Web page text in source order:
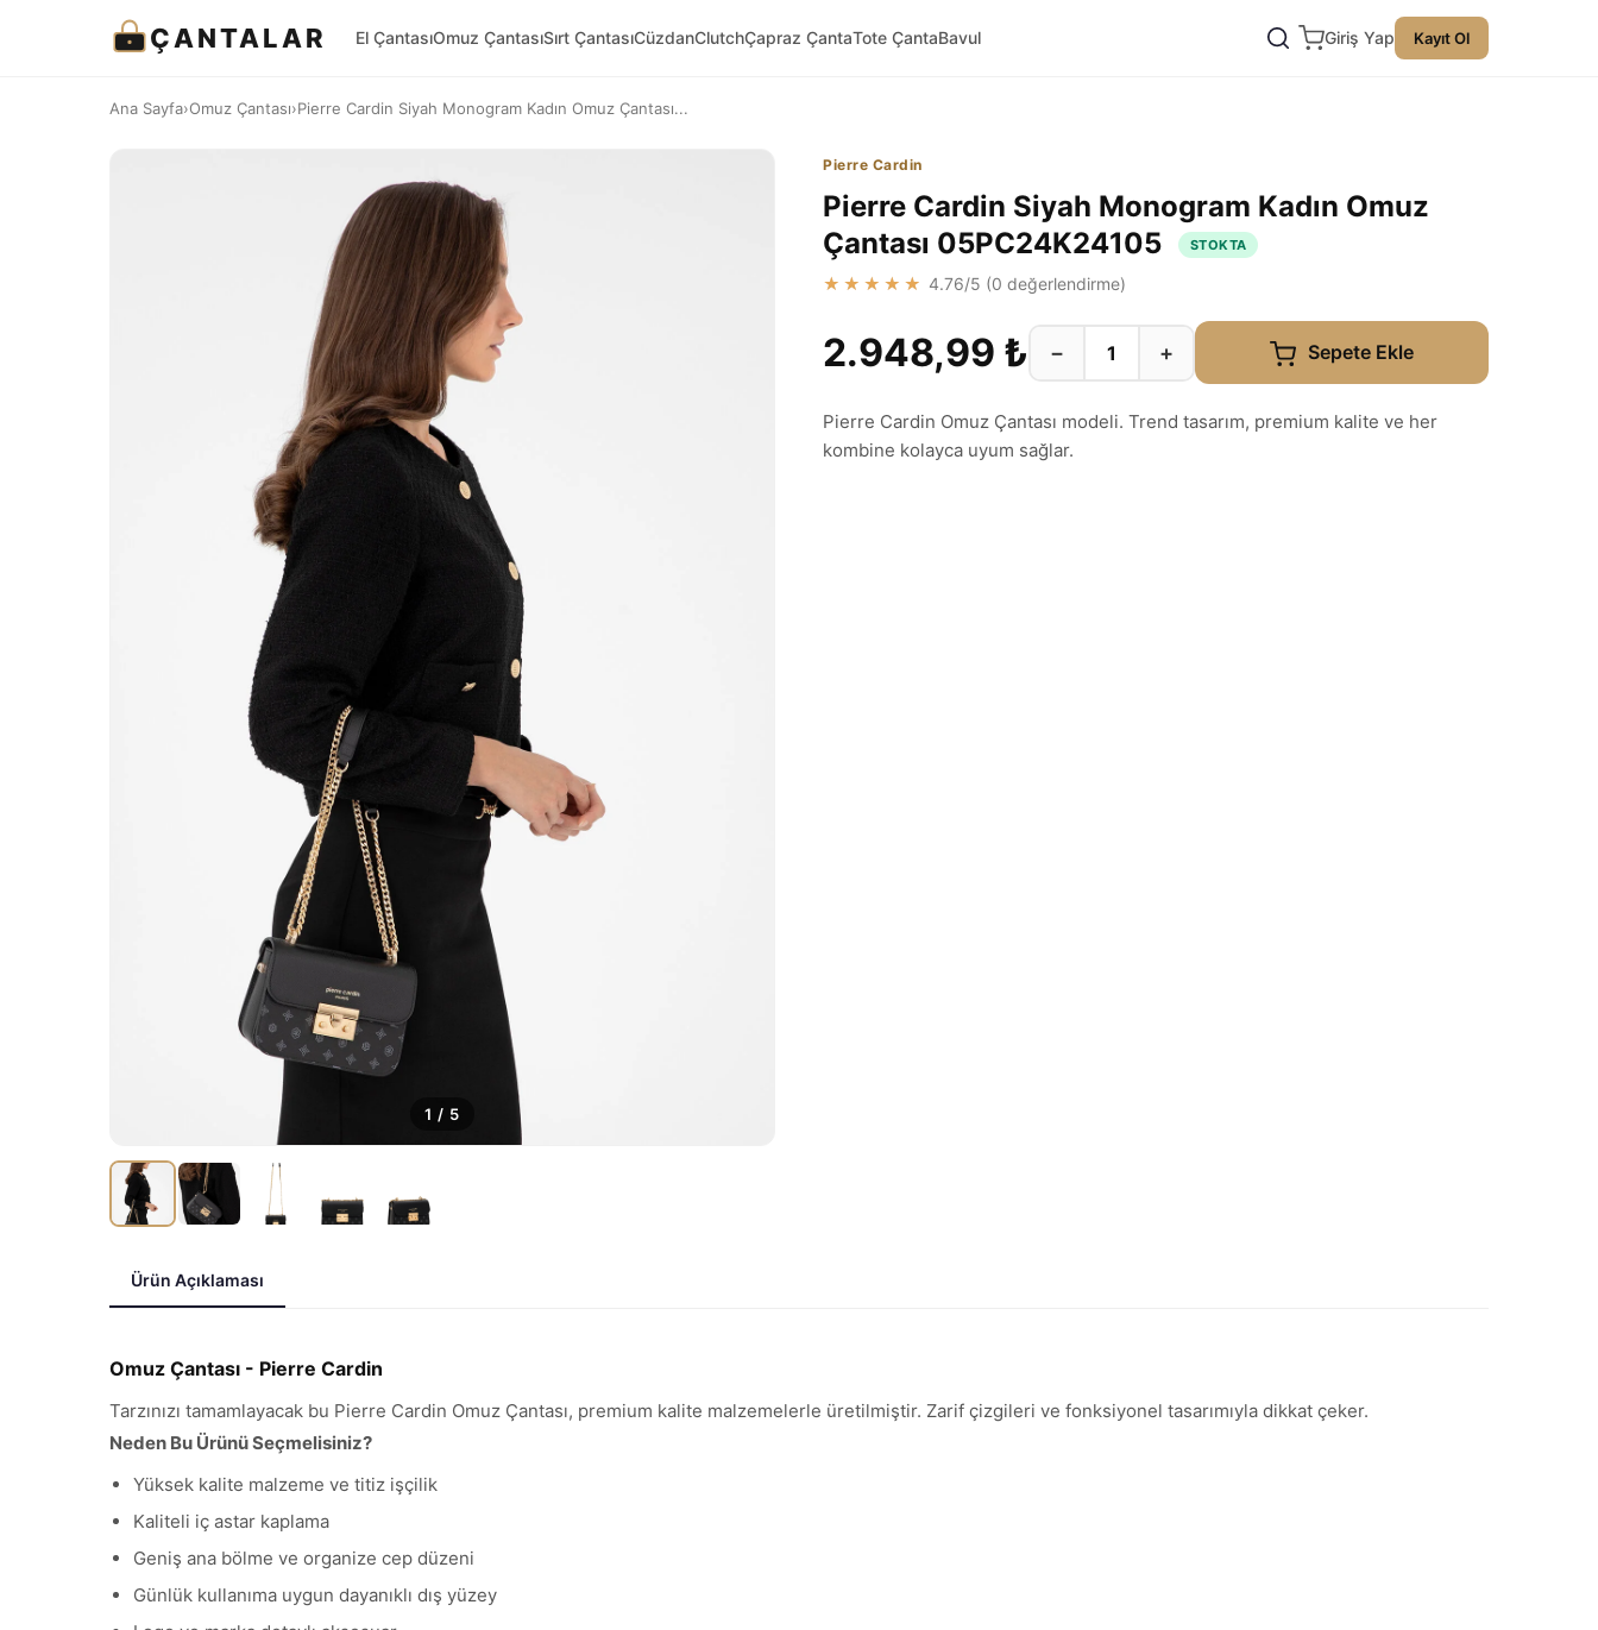
ÇANTALAR El ÇantasıOmuz ÇantasıSırt ÇantasıCüzdanClutchÇapraz ÇantaTote ÇantaBavul Giriş Yap Kayıt Ol
Ana Sayfa›Omuz Çantası›Pierre Cardin Siyah Monogram Kadın Omuz Çantası...
1 / 5
Pierre Cardin
Pierre Cardin Siyah Monogram Kadın Omuz
Çantası 05PC24K24105
STOKTA
★★★★★ 4.76/5 (0 değerlendirme)
2.948,99 ₺ − + Sepete Ekle
Pierre Cardin Omuz Çantası modeli. Trend tasarım, premium kalite ve her
kombine kolayca uyum sağlar.
Ürün Açıklaması
Omuz Çantası - Pierre Cardin
Tarzınızı tamamlayacak bu Pierre Cardin Omuz Çantası, premium kalite malzemelerle üretilmiştir. Zarif çizgileri ve fonksiyonel tasarımıyla dikkat çeker.
Neden Bu Ürünü Seçmelisiniz?
Yüksek kalite malzeme ve titiz işçilik
Kaliteli iç astar kaplama
Geniş ana bölme ve organize cep düzeni
Günlük kullanıma uygun dayanıklı dış yüzey